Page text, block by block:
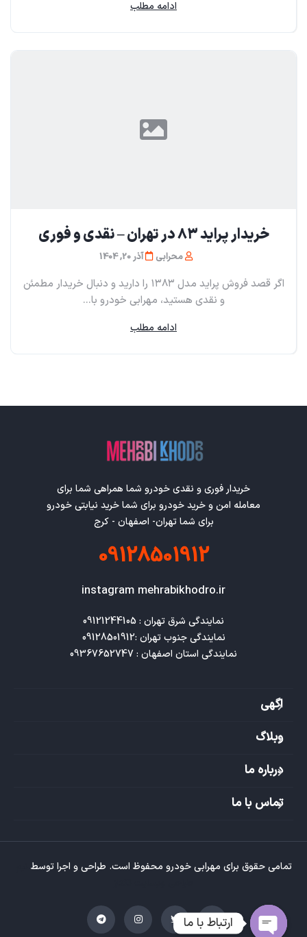
ادامه مطلب
خریدار پراید ۸۳ در تهران – نقدی و فوری
محرابی آذر 20, 1404
اگر قصد فروش پراید مدل ۱۳۸۳ را دارید و دنبال خریدار مطمئن
و نقدی هستید، مهرابی خودرو با...
ادامه مطلب
خریدار فوری و نقدی خودرو شما همراهی شما برای
معامله امن و خرید خودرو برای شما خرید نیابتی خودرو
برای شما تهران- اصفهان - کرج
09128501912
instagram mehrabikhodro.ir
نمایندگی استان اصفهان : 09367652747
اگهی
وبلاگ
درباره ما
تماس با ما
تمامی حقوق برای مهرابی خودرو محفوظ است. طراحی و اجرا توسط
ارتباط با ما